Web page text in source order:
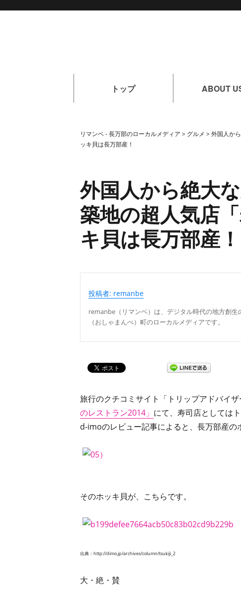
トップ ABOUT
リマンベ - 長万部のローカルメディア > グルメ >外国人か
ッキ貝は長万部産！
外国人から絶大
築地の超人気店
キ貝は長万部産！
投稿者: remanbe
remanbe（リマンベ）は、デジタル時代の地方創
（おしゃまんべ）町のローカルメディアです。
旅行のクチコミサイト「トリップアドバイ
のレストラン2014」 にて、寿司店としては
d-imoのレビュー記事によると、長万部産の
そのホッキ貝が、こちらです。
出典：http://dimo.jp/archives/column/tsukiji_2
大・絶・賛